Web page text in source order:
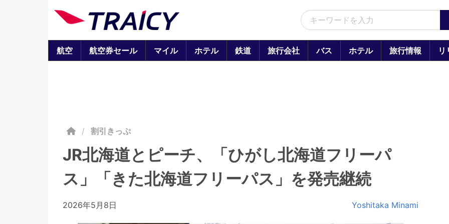
航空 航空券セール マイル ホテル 鉄道 旅行会社 バス ホテル 旅行情報 リ
/ 割引きっぷ
JR北海道とピーチ、「ひがし北海道フリーパ
ス」「きた北海道フリーパス」を発売継続
2026年5月8日 Yoshitaka Minami